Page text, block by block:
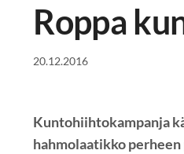
Roppa
20.12.2016
Kuntohiihtokampanja
hahmolaatikko